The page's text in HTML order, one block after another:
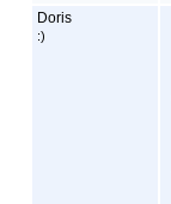
Doris
:)